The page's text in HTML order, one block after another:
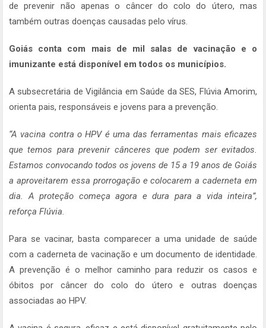
de prevenir não apenas o câncer do colo do útero, mas
também outras doenças causadas pelo vírus.
Goiás conta com mais de mil salas de vacinação e o
imunizante está disponível em todos os municípios.
A subsecretária de Vigilância em Saúde da SES, Flúvia Amorim,
orienta pais, responsáveis e jovens para a prevenção.
“A vacina contra o HPV é uma das ferramentas mais eficazes
que temos para prevenir cânceres que podem ser evitados.
Estamos convocando todos os jovens de 15 a 19 anos de Goiás
a aproveitarem essa prorrogação e colocarem a caderneta em
dia. A proteção começa agora e dura para a vida inteira”,
reforça Flúvia.
Para se vacinar, basta comparecer a uma unidade de saúde
com a caderneta de vacinação e um documento de identidade.
A prevenção é o melhor caminho para reduzir os casos e
óbitos por câncer do colo do útero e outras doenças
associadas ao HPV.